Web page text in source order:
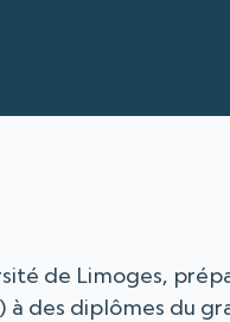
de Limoges,
à des diplômes du